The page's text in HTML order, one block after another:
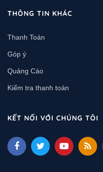
THÔNG TIN KHÁC
Thanh Toán
Góp ý
Quảng Cáo
Kiểm tra thanh toán
KẾT NỐI VỚI CHÚNG TÔI